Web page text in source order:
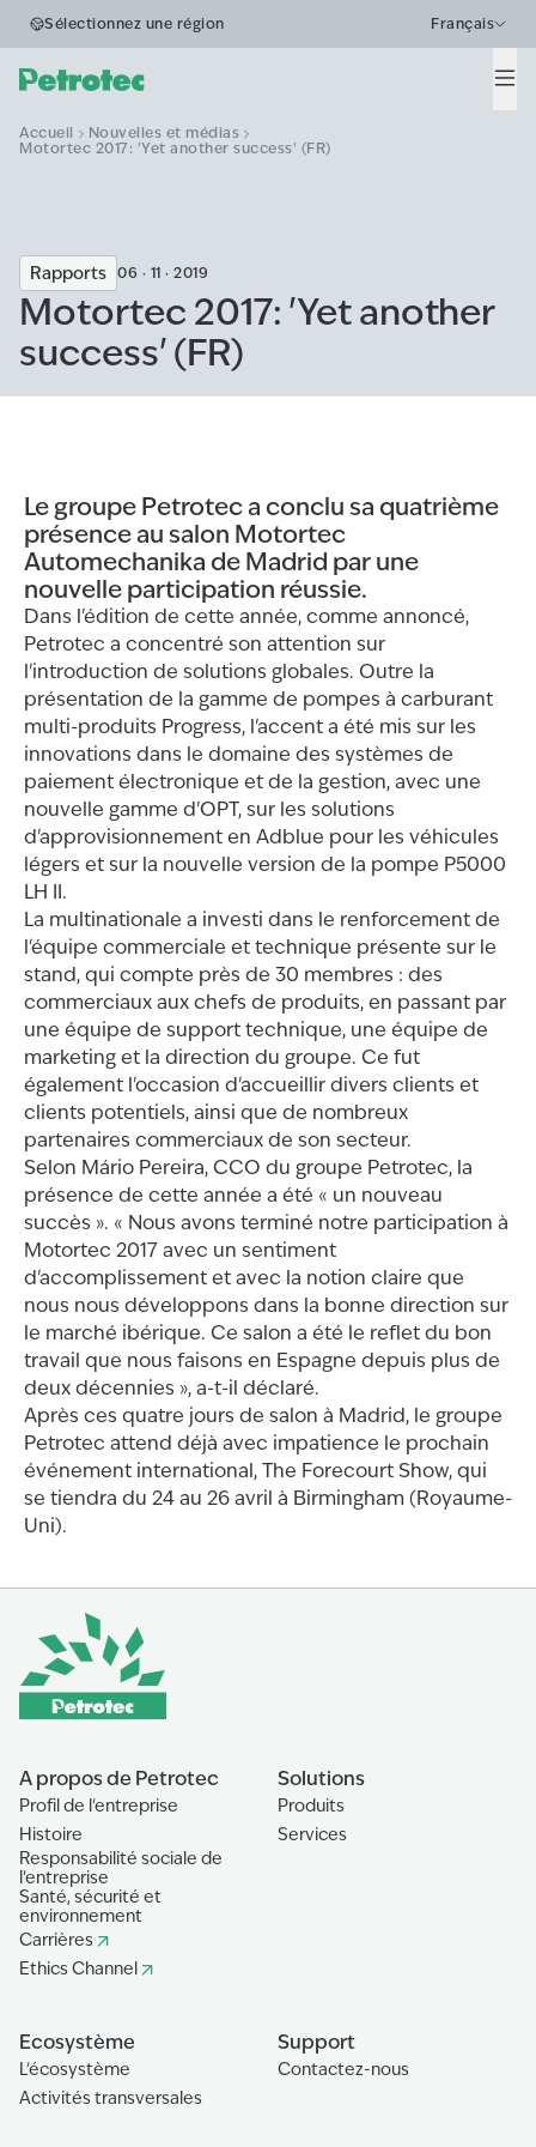
Sélectionnez une région Français
Accueil
Nouvelles et médias
Motortec 2017: 'Yet another success' (FR)
Rapports 06 · 11 · 2019
Motortec 2017: 'Yet another
success' (FR)
Le groupe Petrotec a conclu sa quatrième
présence au salon Motortec
Automechanika de Madrid par une
nouvelle participation réussie.
Dans l'édition de cette année, comme annoncé,
Petrotec a concentré son attention sur
l'introduction de solutions globales. Outre la
présentation de la gamme de pompes à carburant
multi-produits Progress, l'accent a été mis sur les
innovations dans le domaine des systèmes de
paiement électronique et de la gestion, avec une
nouvelle gamme d'OPT, sur les solutions
d'approvisionnement en Adblue pour les véhicules
légers et sur la nouvelle version de la pompe P5000
LH II.
La multinationale a investi dans le renforcement de
l'équipe commerciale et technique présente sur le
stand, qui compte près de 30 membres : des
commerciaux aux chefs de produits, en passant par
une équipe de support technique, une équipe de
marketing et la direction du groupe. Ce fut
également l'occasion d'accueillir divers clients et
clients potentiels, ainsi que de nombreux
partenaires commerciaux de son secteur.
Selon Mário Pereira, CCO du groupe Petrotec, la
présence de cette année a été « un nouveau
succès ». « Nous avons terminé notre participation à
Motortec 2017 avec un sentiment
d'accomplissement et avec la notion claire que
nous nous développons dans la bonne direction sur
le marché ibérique. Ce salon a été le reflet du bon
travail que nous faisons en Espagne depuis plus de
deux décennies », a-t-il déclaré.
Après ces quatre jours de salon à Madrid, le groupe
Petrotec attend déjà avec impatience le prochain
événement international, The Forecourt Show, qui
se tiendra du 24 au 26 avril à Birmingham (Royaume-
Uni).
A propos de Petrotec
Profil de l'entreprise
Histoire
Responsabilité sociale de
l'entreprise
Santé, sécurité et
environnement
Carrières
Ethics Channel
Solutions
Produits
Services
Ecosystème
L'écosystème
Activités transversales
Support
Contactez-nous